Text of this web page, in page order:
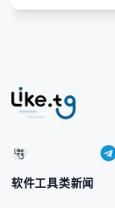
软件工具类新闻